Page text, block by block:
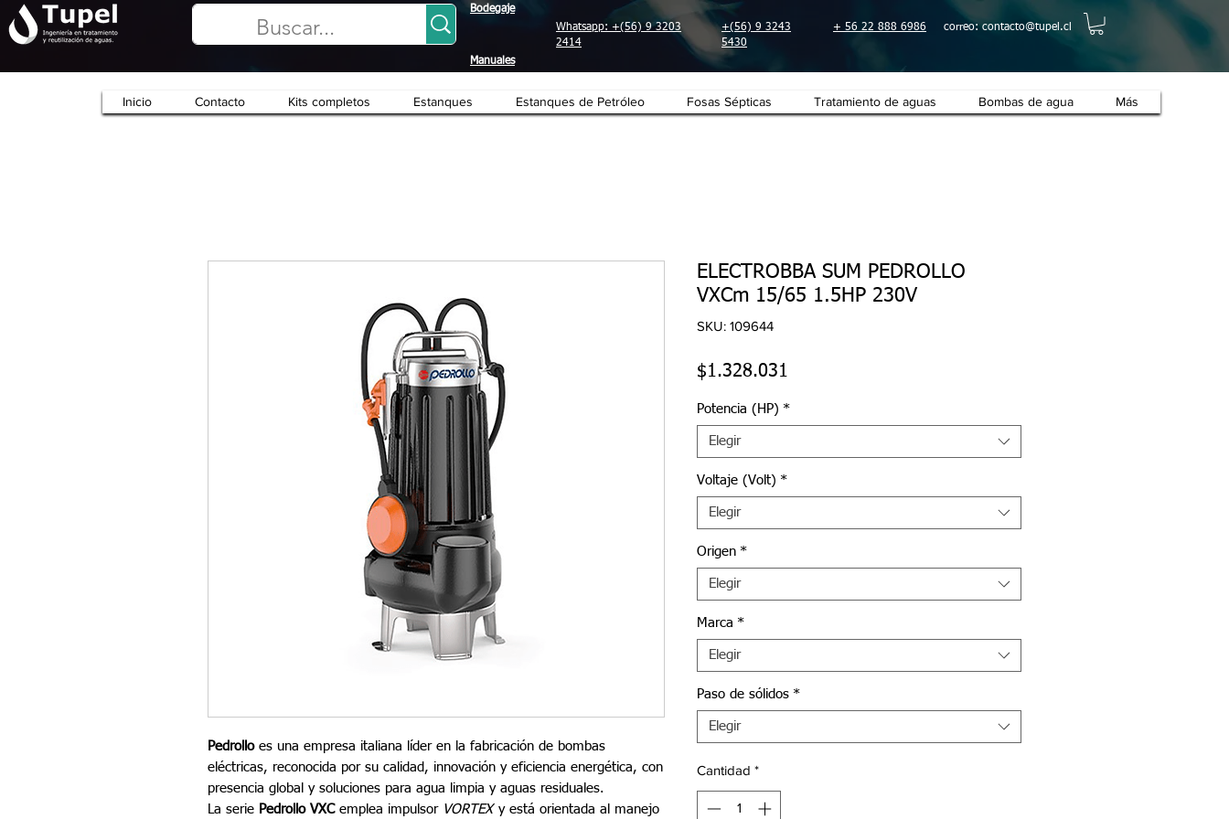
Bodegaje
Whatsapp: +(56) 9 3203
2414
+(56) 9 3243
5430
Manuales
+ 56 22 888 6986 correo: contacto@tupel.cl
Inicio Contacto Kits completos Estanques Estanques de Petróleo Fosas Sépticas Tratamiento de aguas Bombas de agua Más
Pedrolloes una empresa italiana líder en la fabricación de bombas
eléctricas, reconocida por su calidad, innovación y eficiencia energética, con
presencia global y soluciones para agua limpia y aguas residuales.
La serie Pedrollo VXCemplea impulsor VORTEXy está orientada al manejo
ELECTROBBA SUM PEDROLLO
VXCm 15/65 1.5HP 230V
SKU: 109644
$1.328.031
Potencia (HP) *
Elegir
Voltaje (Volt) *
Elegir
Origen *
Elegir
Marca *
Elegir
Paso de sólidos *
Elegir
Cantidad *